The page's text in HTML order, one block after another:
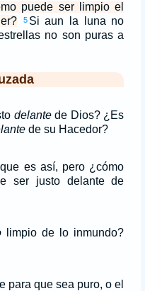
puede ser limpio el
5 Si aun la luna no
no son puras a
delantede Dios? ¿Es
de su Hacedor?
es así, pero ¿cómo
ser justo delante de
limpio de lo inmundo?
para que sea puro, o el